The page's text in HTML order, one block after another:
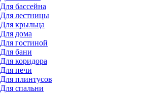
Для бассейна
Для лестницы
Для крыльца
Для дома
Для гостиной
Для бани
Для коридора
Для печи
Для плинтусов
Для спальни